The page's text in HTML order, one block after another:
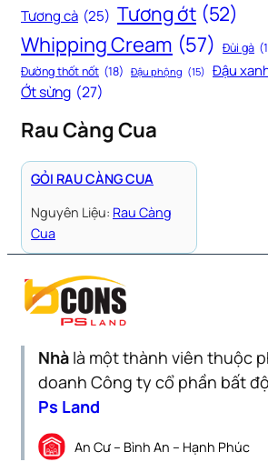
Tương cà (25) Tương ớt (52)
Whipping Cream (57) Đùi gà
Đường thốt nốt (18) Đậu phộng (15) Đậu
Ớt sừng (27)
Rau Càng Cua
GỎI RAU CÀNG CUA
Nguyên Liệu: Rau Càng
Cua
Nhà là một thành viên thuộc
doanh Công ty cổ phần bất
Ps Land
An Cư – Bình An – Hạnh Phúc